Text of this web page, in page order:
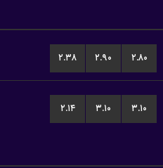
۲.۳۸ ۲.۹۰ ۲.۸۰
۲.۱۴ ۳.۱۰ ۳.۱۰